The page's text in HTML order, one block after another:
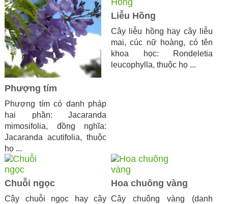
Phượng tím
Phượng tím có danh pháp
hai phần: Jacaranda
mimosifolia, đồng nghĩa:
Jacaranda acutifolia, thuộc
họ ...
Liễu Hồng
Cây liễu hồng hay cây liễu
mai, cúc nữ hoàng, có tên
khoa học: Rondeletia
leucophylla, thuộc họ ...
Chuỗi ngọc
Cây chuỗi ngọc hay cây
Hoa chuông vàng
Cây chuông vàng (danh